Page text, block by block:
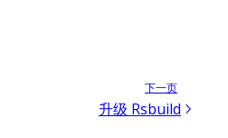
下一页
升级 Rsbuild